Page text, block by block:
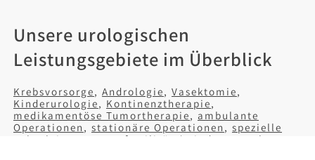
Unsere urologischen
Leistungsgebiete im Überblick
Krebsvorsorge, Andrologie, Vasektomie,
Kinderurologie, Kontinenztherapie,
medikamentöse Tumortherapie, ambulante
Operationen , stationäre Operationen , spezielle
Laborleistungen
Infertilität / Kinderwunsch